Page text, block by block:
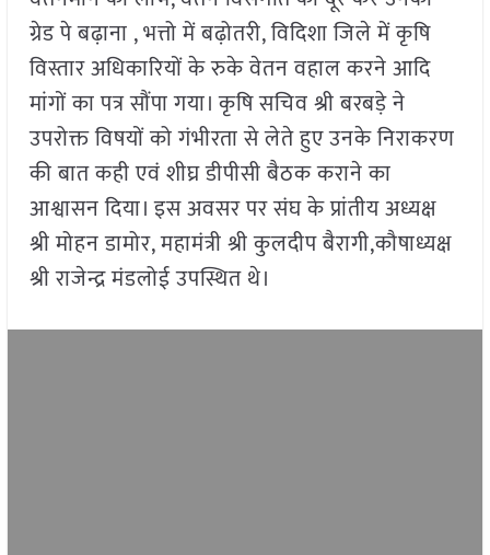
ग्रेड पे बढ़ाना , भत्तो में बढ़ोतरी, विदिशा जिले में कृषि
विस्तार अधिकारियों के रुके वेतन वहाल करने आदि
मांगों का पत्र सौंपा गया। कृषि सचिव श्री बरबड़े ने
उपरोक्त विषयों को गंभीरता से लेते हुए उनके निराकरण
की बात कही एवं शीघ्र डीपीसी बैठक कराने का
आश्वासन दिया। इस अवसर पर संघ के प्रांतीय अध्यक्ष
श्री मोहन डामोर, महामंत्री श्री कुलदीप बैरागी,कौषाध्यक्ष
श्री राजेन्द्र मंडलोई उपस्थित थे।